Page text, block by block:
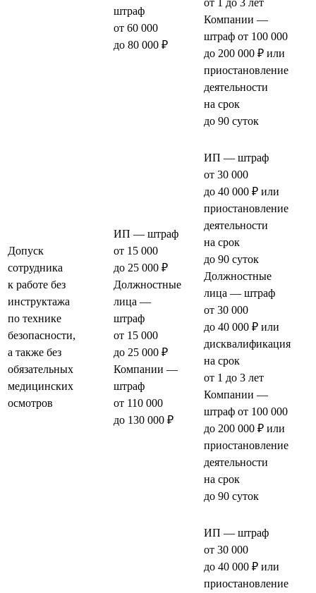
штраф
от 60 000
до 80 000 ₽
Компании —
штраф от 100 000
до 200 000 ₽ или
приостановление
деятельности
на срок
до 90 суток
Допуск
сотрудника
к работе без
инструктажа
по технике
безопасности,
а также без
обязательных
медицинских
осмотров
ИП — штраф
от 15 000
до 25 000 ₽
Должностные
лица —
штраф
от 15 000
до 25 000 ₽
Компании —
штраф
от 110 000
до 130 000 ₽
ИП — штраф
от 30 000
до 40 000 ₽ или
приостановление
деятельности
на срок
до 90 суток
Должностные
лица — штраф
от 30 000
до 40 000 ₽ или
дисквалификация
на срок
от 1 до 3 лет
Компании —
штраф от 100 000
до 200 000 ₽ или
приостановление
деятельности
на срок
до 90 суток
ИП — штраф
от 30 000
до 40 000 ₽ или
приостановление